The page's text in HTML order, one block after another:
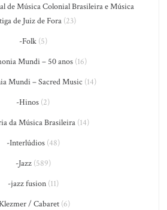
de Música Colonial Brasileira e Música
de Juiz de Fora (23)
-Folk(5)
Mundi – 50 anos(16)
Mundi – Sacred Music (14)
-Hinos (2)
da Música Brasileira(14)
-Interlúdios(48)
-Jazz(589)
-jazz fusion(11)
/ Cabaret (6)